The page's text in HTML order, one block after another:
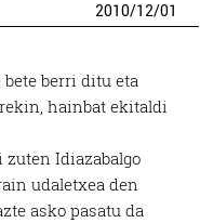
2010/12/01
bete berri ditu eta
hainbat ekitaldi
zuten Idiazabalgo
udaletxea den
asko pasatu da